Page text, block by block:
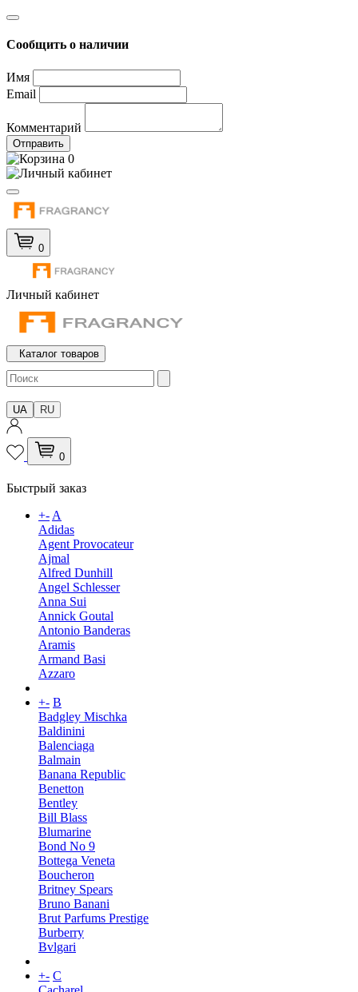
Сообщить о наличии
Имя
Email
Комментарий
Отправить
0
0
Личный кабинет
Каталог товаров
UA RU
0
Быстрый заказ
+-A
Adidas
Agent Provocateur
Ajmal
Alfred Dunhill
Angel Schlesser
Anna Sui
Annick Goutal
Antonio Banderas
Aramis
Armand Basi
Azzaro
+- B
Badgley Mischka
Baldinini
Balenciaga
Balmain
Banana Republic
Benetton
Bentley
Bill Blass
Blumarine
Bond No 9
Bottega Veneta
Boucheron
Britney Spears
Bruno Banani
Brut Parfums Prestige
Burberry
Bvlgari
+- C